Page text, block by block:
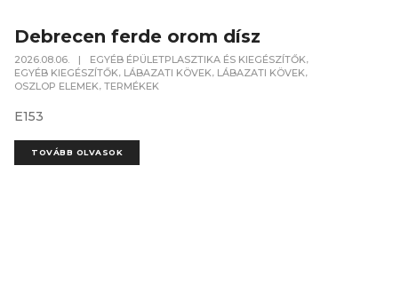
Debrecen ferde orom dísz
2026.08.06. | EGYÉB ÉPÜLETPLASZTIKA ÉS KIEGÉSZÍTŐK,
EGYÉB KIEGÉSZÍTŐK, LÁBAZATI KÖVEK, LÁBAZATI KÖVEK,
OSZLOP ELEMEK,TERMÉKEK
E153
TOVÁBB OLVASOK